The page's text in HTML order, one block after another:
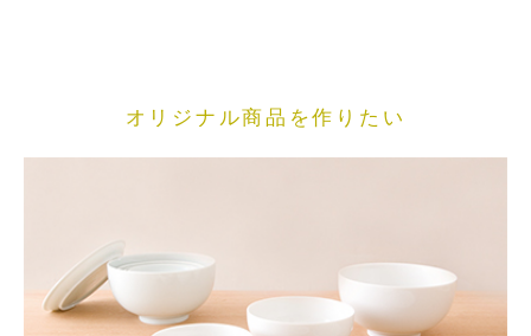
オリジナル商品を作りたい